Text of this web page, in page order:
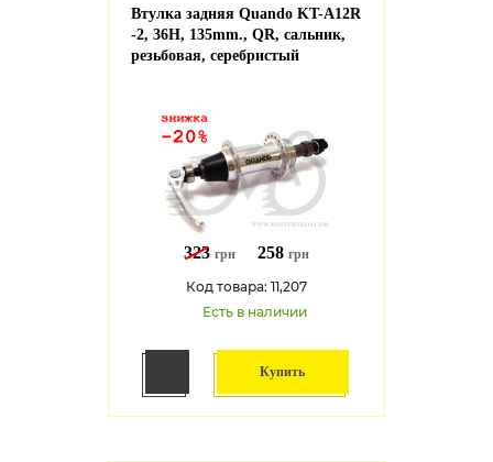
Втулка задняя Quando KT-A12R
-2, 36H, 135mm., QR, сальник,
резьбовая, серебристый
323 грн 258 грн
Код товара: 11,207
Есть в наличии
Купить